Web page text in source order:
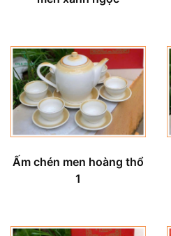
Ấm chén men hoàng thổ
1